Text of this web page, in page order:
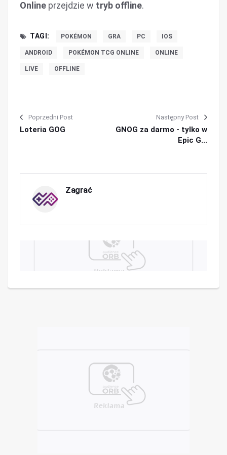
Online przejdzie w tryb offline.
TAGI: POKÉMON GRA PC IOS
ANDROID POKÉMON TCG ONLINE ONLINE
LIVE OFFLINE
Poprzedni Post
Loteria GOG
Następny Post
GNOG za darmo - tylko w
Epic G...
Zagrać